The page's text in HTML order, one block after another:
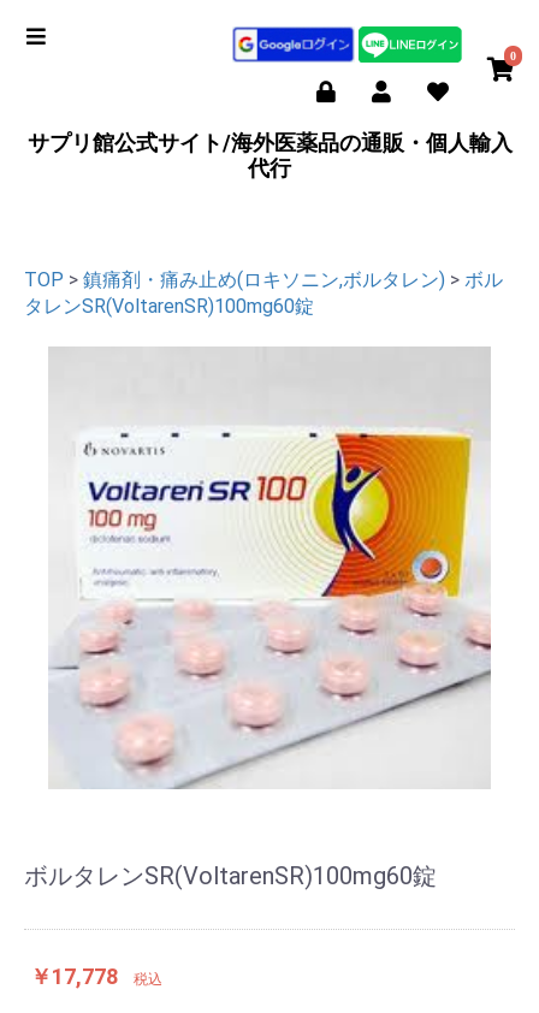
0
サプリ館公式サイト/海外医薬品の通販・個人輸入
代行
TOP > 鎮痛剤・痛み止め(ロキソニン,ボルタレン) > ボル
タレンSR(VoltarenSR)100mg60錠
ボルタレンSR(VoltarenSR)100mg60錠
￥17,778 税込